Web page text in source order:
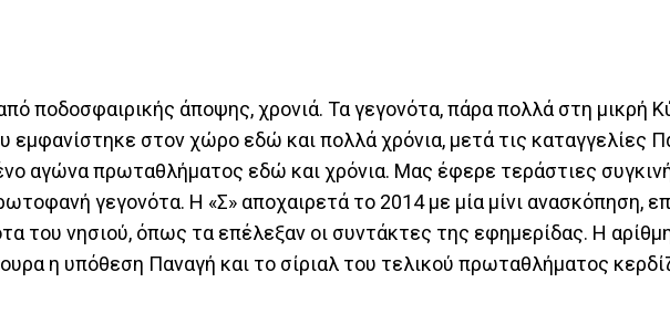
ποδοσφαιρικής άποψης, χρονιά. Τα γεγονότα, πάρα πολλά στη μικρή
εμφανίστηκε στον χώρο εδώ και πολλά χρόνια, μετά τις καταγγελίες
αγώνα πρωταθλήματος εδώ και χρόνια. Μας έφερε τεράστιες
γεγονότα. Η «Σ» αποχαιρετά το 2014 με μία μίνι ανασκόπηση,
του νησιού, όπως τα επέλεξαν οι συντάκτες της εφημερίδας. Η
η υπόθεση Παναγή και το σίριαλ του τελικού πρωταθλήματος